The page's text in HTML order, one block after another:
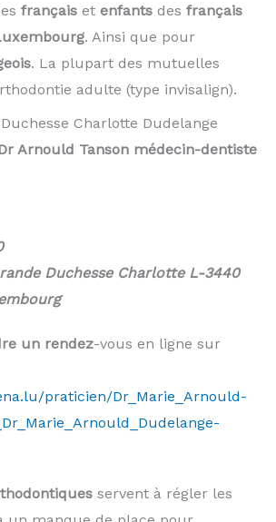
français et enfants des français
. Ainsi que pour
. La plupart des mutuelles
adulte (type invisalign).
Charlotte Dudelange
Arnould Tanson médecin-dentiste
Duchesse Charlotte L-3440
un rendez-vous en ligne sur
praticien/Dr_Marie_Arnould-
servent à régler les